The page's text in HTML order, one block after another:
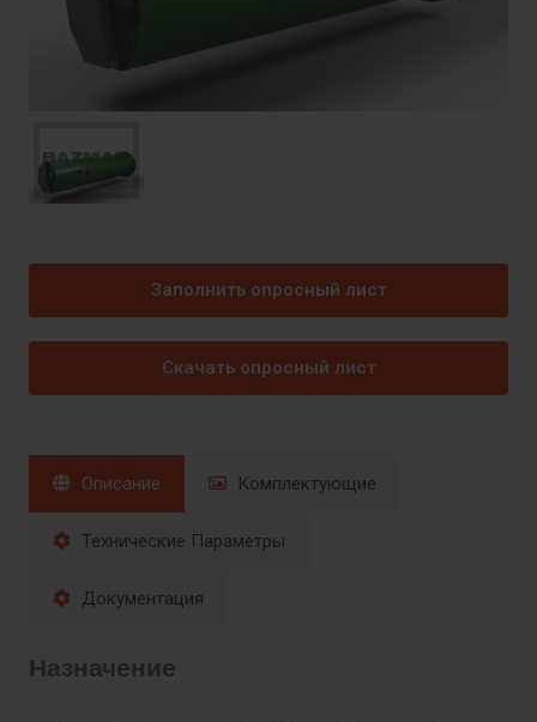
Заполнить опросный лист
Скачать опросный лист
Описание Комплектующие
Технические Параметры
Документация
Назначение